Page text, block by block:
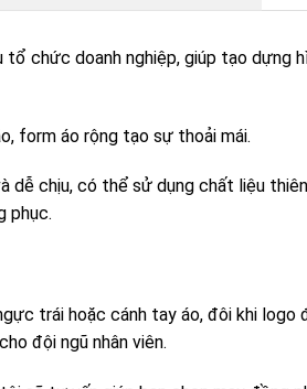
chức doanh nghiệp, giúp tạo dựng
form áo rộng tạo sự thoải mái.
dễ chịu, có thể sử dụng chất liệu
phục.
trái hoặc cánh tay áo, đôi khi logo
đội ngũ nhân viên.